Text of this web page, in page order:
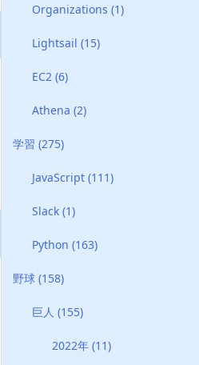
Organizations(1)
Lightsail(15)
EC2(6)
Athena(2)
学習 (275)
JavaScript(111)
Slack(1)
Python(163)
野球 (158)
巨人(155)
2022年 (11)